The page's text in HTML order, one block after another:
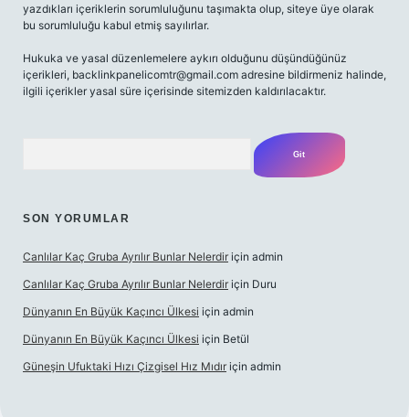
yazdıkları içeriklerin sorumluluğunu taşımakta olup, siteye üye olarak
bu sorumluluğu kabul etmiş sayılırlar.
Hukuka ve yasal düzenlemelere aykırı olduğunu düşündüğünüz
içerikleri, backlinkpanelicomtr@gmail.com adresine bildirmeniz halinde,
ilgili içerikler yasal süre içerisinde sitemizden kaldırılacaktır.
SON YORUMLAR
Canlılar Kaç Gruba Ayrılır Bunlar Nelerdir için admin
Canlılar Kaç Gruba Ayrılır Bunlar Nelerdir için Duru
Dünyanın En Büyük Kaçıncı Ülkesi için admin
Dünyanın En Büyük Kaçıncı Ülkesi için Betül
Güneşin Ufuktaki Hızı Çizgisel Hız Mıdır için admin